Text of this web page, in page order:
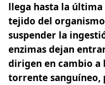
llega hasta la
tejido del
suspender la
enzimas dejan
dirigen en cambio a
torrente sanguíneo,